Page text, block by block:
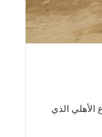
الصراع الأهلي الذي